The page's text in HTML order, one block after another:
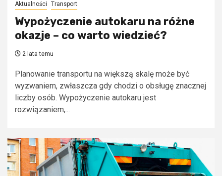
Aktualności Transport
Wypożyczenie autokaru na różne
okazje – co warto wiedzieć?
2 lata temu
Planowanie transportu na większą skalę może być
wyzwaniem, zwłaszcza gdy chodzi o obsługę znacznej
liczby osób. Wypożyczenie autokaru jest
rozwiązaniem,...